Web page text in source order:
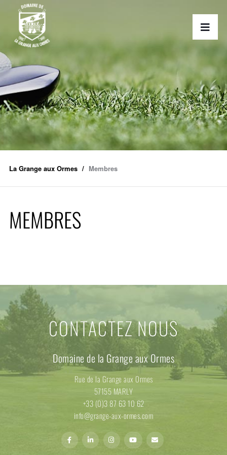
La Grange aux Ormes Membres
MEMBRES
CONTACTEZ NOUS
Domaine de la Grange aux Ormes
Rue de la Grange aux Ormes
57155 MARLY
+33 (0)3 87 63 10 62
info@grange-aux-ormes.com